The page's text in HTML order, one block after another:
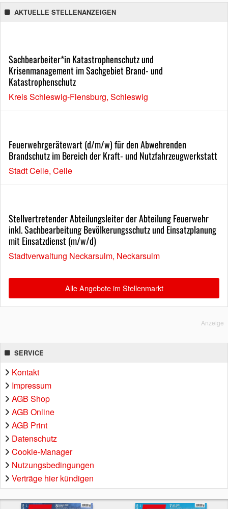
AKTUELLE STELLENANZEIGEN
Sachbearbeiter*in Katastrophenschutz und
Krisenmanagement im Sachgebiet Brand- und
Katastrophenschutz
Kreis Schleswig-Flensburg, Schleswig
Feuerwehrgerätewart (d/m/w) für den Abwehrenden
Brandschutz im Bereich der Kraft- und Nutzfahrzeugwerkstatt
Stadt Celle, Celle
Stellvertretender Abteilungsleiter der Abteilung Feuerwehr
inkl. Sachbearbeitung Bevölkerungsschutz und Einsatzplanung
mit Einsatzdienst (m/w/d)
Stadtverwaltung Neckarsulm, Neckarsulm
Alle Angebote im Stellenmarkt
Anzeige
SERVICE
Kontakt
Impressum
AGB Shop
AGB Online
AGB Print
Datenschutz
Cookie-Manager
Nutzungsbedingungen
Verträge hier kündigen